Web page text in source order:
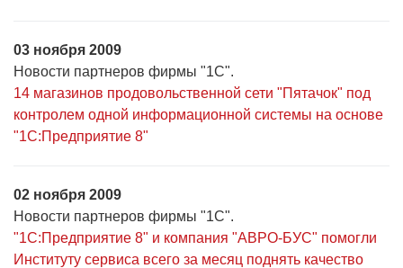
03 ноября 2009
Новости партнеров фирмы "1С".
14 магазинов продовольственной сети "Пятачок" под
контролем одной информационной системы на основе
"1С:Предприятие 8"
02 ноября 2009
Новости партнеров фирмы "1С".
"1С:Предприятие 8" и компания "АВРО-БУС" помогли
Институту сервиса всего за месяц поднять качество